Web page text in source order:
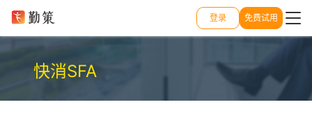
登录 免费试用
快消SFA